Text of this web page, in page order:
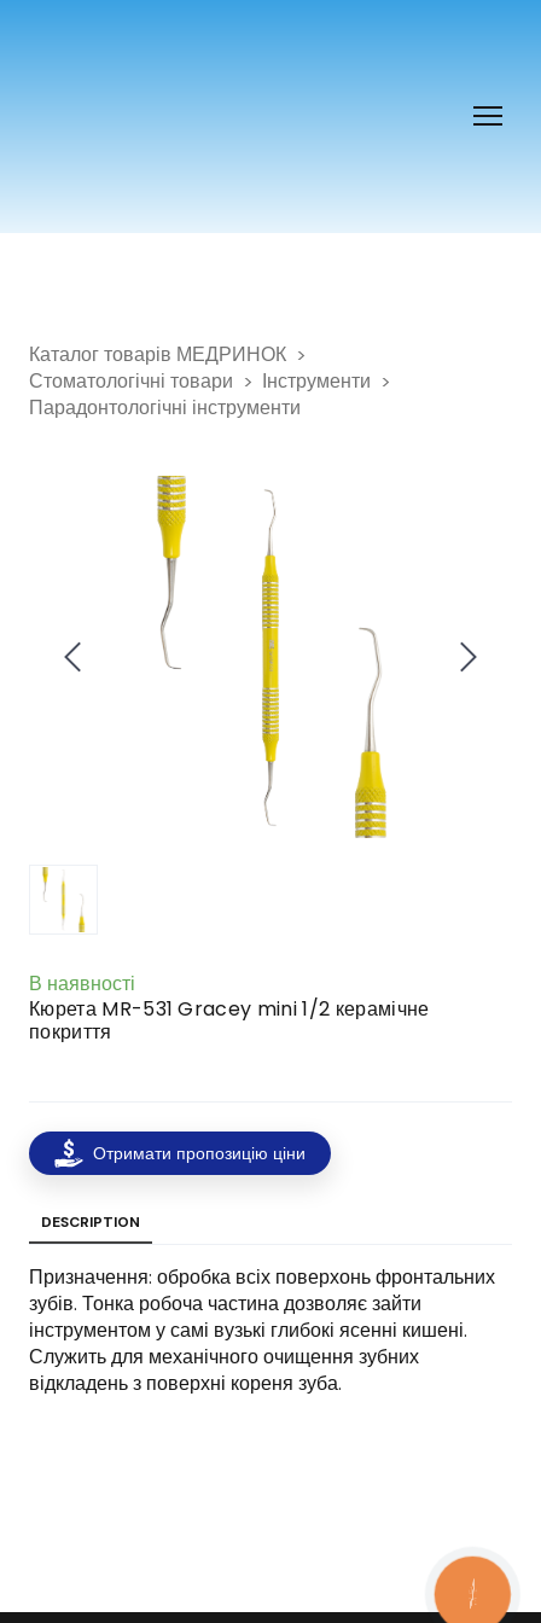
Каталог товарів МЕДРИНОК
Стоматологічні товари
Інструменти
Парадонтологічні інструменти
В наявності
Кюрета MR-531 Gracey mini 1/2 керамічне
покриття
Отримати пропозицію ціни
DESCRIPTION
Призначення: обробка всіх поверхонь фронтальних
зубів. Тонка робоча частина дозволяє зайти
інструментом у самі вузькі глибокі ясенні кишені.
Служить для механічного очищення зубних
відкладень з поверхні кореня зуба.
КНОПКА
ЗВ'ЯЗКУ